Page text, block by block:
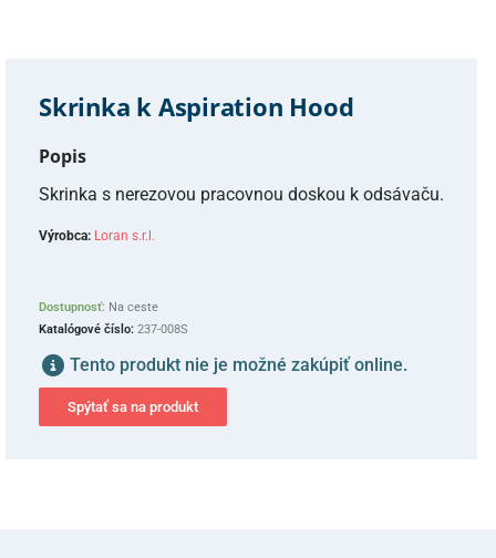
Skrinka k Aspiration Hood
Popis
Skrinka s nerezovou pracovnou doskou k odsávaču.
Výrobca: Loran s.r.l.
Dostupnosť: Na ceste
Katalógové číslo: 237-008S
Tento produkt nie je možné zakúpiť online.
Spýtať sa na produkt